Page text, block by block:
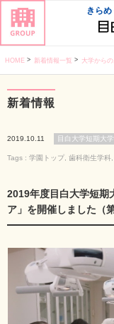
きらめ
HOME 新着情報一覧 大学から
新着情報
2019.10.11 目白大学短期大学
Tags : 学園トップ 歯科衛生学科
2019年度目白大学短期
ア」を開催しました（